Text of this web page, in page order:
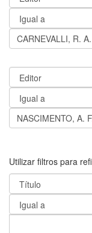
Utilizar filtros para